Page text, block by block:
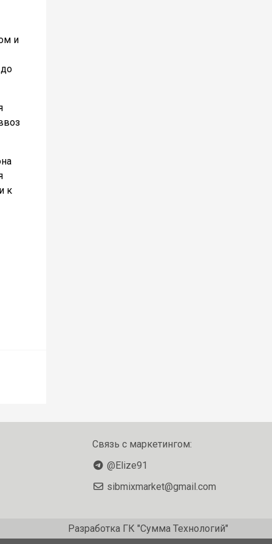
и
к
Связь с маркетингом:
@Elize91
sibmixmarket@gmail.com
Разработка ГК "Сумма Технологий"